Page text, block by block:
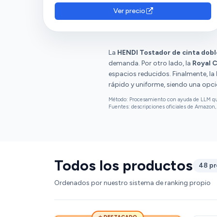
Ver precio
La HENDI Tostador de cinta
demanda. Por otro lado, la Royal
espacios reducidos. Finalmente, la
rápido y uniforme, siendo una
Método: Procesamiento con ayuda de LLM
Fuentes: descripciones oficiales de
Todos los productos 48
Ordenados por nuestro sistema de ranking propio